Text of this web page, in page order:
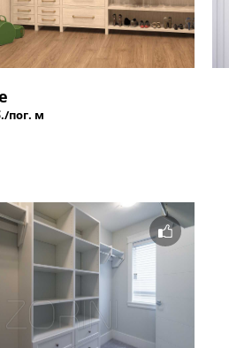
пог. м